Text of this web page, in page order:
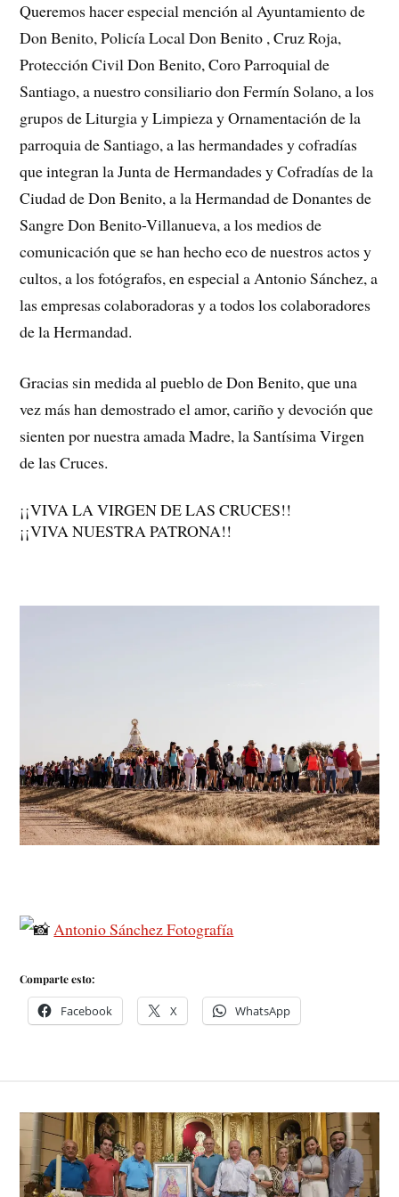
Queremos hacer especial mención al Ayuntamiento de
Don Benito, Policía Local Don Benito , Cruz Roja,
Protección Civil Don Benito, Coro Parroquial de
Santiago, a nuestro consiliario don Fermín Solano, a los
grupos de Liturgia y Limpieza y Ornamentación de la
parroquia de Santiago, a las hermandades y cofradías
que integran la Junta de Hermandades y Cofradías de la
Ciudad de Don Benito, a la Hermandad de Donantes de
Sangre Don Benito-Villanueva, a los medios de
comunicación que se han hecho eco de nuestros actos y
cultos, a los fotógrafos, en especial a Antonio Sánchez, a
las empresas colaboradoras y a todos los colaboradores
de la Hermandad.
Gracias sin medida al pueblo de Don Benito, que una
vez más han demostrado el amor, cariño y devoción que
sienten por nuestra amada Madre, la Santísima Virgen
de las Cruces.
¡¡VIVA LA VIRGEN DE LAS CRUCES!!
¡¡VIVA NUESTRA PATRONA!!
Antonio Sánchez Fotografía
Comparte esto:
Facebook X WhatsApp